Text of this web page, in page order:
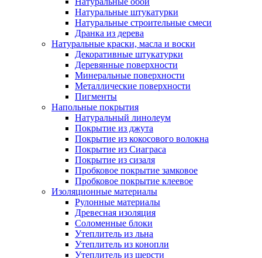
Натуральные штукатурки
Натуральные строительные смеси
Дранка из дерева
Натуральные краски, масла и воски
Декоративные штукатурки
Деревянные поверхности
Минеральные поверхности
Металлические поверхности
Пигменты
Напольные покрытия
Натуральный линолеум
Покрытие из джута
Покрытие из кокосового волокна
Покрытие из Сиаграса
Покрытие из сизаля
Пробковое покрытие замковое
Пробковое покрытие клеевое
Изоляционные материалы
Рулонные материалы
Древесная изоляция
Соломенные блоки
Утеплитель из льна
Утеплитель из конопли
Утеплитель из шерсти